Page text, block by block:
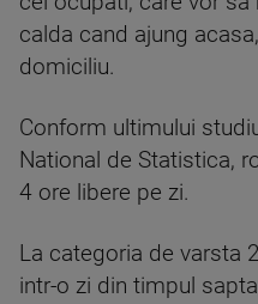
calda cand ajung
domiciliu.
Conform ultimului
National de Statistica,
4 ore libere pe zi.
La categoria de varsta
intr-o zi din timpul